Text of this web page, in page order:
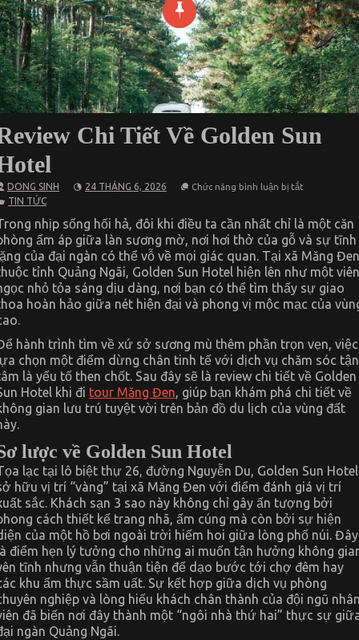
Chi Tiết Về Golden Sun
DONG SINH 24 THÁNG 6, 2026 Chức năng bình luận bị tắt
Về
Golden
Sun
Hotel
TIN TỨC
nhịp sống hối hả, đôi khi điều ta cần nhất chỉ là một căn
ấm áp giữa làn sương mờ, nơi hơi thở của gỗ và sự tĩnh
của đại ngàn có thể vỗ về mọi giác quan. Tại xã Măng Đen
tỉnh Quảng Ngãi, Golden Sun Hotel hiện lên như một viên
nhỏ tỏa sáng dịu dàng, nơi bạn có thể tìm thấy sự giao
hoàn hảo giữa nét hiện đại và phong vị mộc mạc của
hành trình tìm về xứ sở sương mù thêm phần trọn vẹn, việc
chọn một điểm dừng chân tinh tế với dịch vụ chăm sóc tận
là yếu tố then chốt. Sau đây sẽ là review chi tiết về Golden
Hotel khi đi tour Măng Đen, giúp bạn khám phá chi tiết về
gian lưu trú tuyệt vời trên bản đồ du lịch của vùng đất
lược về Golden Sun Hotel
lạc tại lô biệt thự 26, đường Nguyễn Du, Golden Sun Hotel
hữu vị trí “vàng” tại xã Măng Đen với điểm đánh giá vị trí
sắc. Khách sạn 3 sao này không chỉ gây ấn tượng bởi
cách thiết kế trang nhã, ấm cúng mà còn bởi sự hiện
của một hồ bơi ngoài trời hiếm hoi giữa lòng phố núi. Đây
điểm hẹn lý tưởng cho những ai muốn tận hưởng không
tĩnh nhưng vẫn thuận tiện để dạo bước tới chợ đêm hay
khu ẩm thực sầm uất. Sự kết hợp giữa dịch vụ phòng
nghiệp và lòng hiếu khách chân thành của đội ngũ
đã biến nơi đây thành một “ngôi nhà thứ hai” thực sự
ngàn Quảng Ngãi.